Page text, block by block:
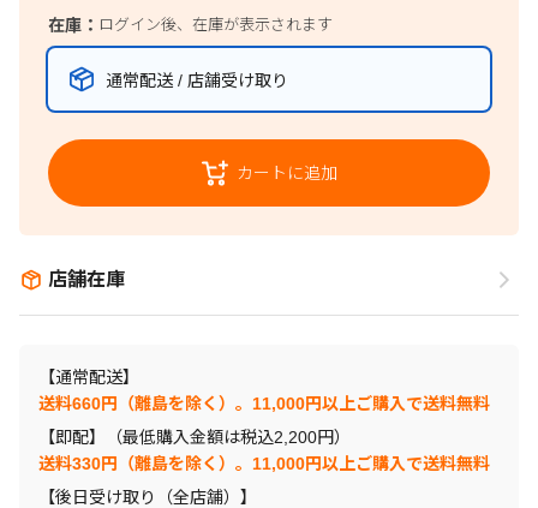
在庫： ログイン後、在庫が表示されます
通常配送 / 店舗受け取り
カートに追加
店舗在庫
【通常配送】
送料660円（離島を除く）。11,000円以上ご購入で送料無料
【即配】（最低購入金額は税込2,200円）
送料330円（離島を除く）。11,000円以上ご購入で送料無料
【後日受け取り（全店舗）】